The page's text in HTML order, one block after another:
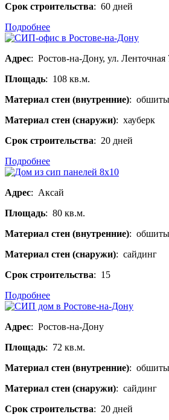
Срок строительства: 60 дней
Подробнее
Адрес: Ростов-на-Дону, ул. Ленточная
Площадь: 108 кв.м.
Материал стен (внутренние):
Материал стен (снаружи): хауберк
Срок строительства: 20 дней
Подробнее
Адрес: Аксай
Площадь: 80 кв.м.
Материал стен (внутренние):
Материал стен (снаружи): сайдинг
Срок строительства: 15
Подробнее
Адрес: Ростов-на-Дону
Площадь: 72 кв.м.
Материал стен (внутренние):
Материал стен (снаружи): сайдинг
Срок строительства: 20 дней